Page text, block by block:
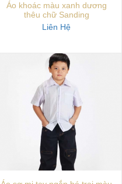
Áo khoác màu xanh dương
thêu chữ Sanding
Liên Hệ